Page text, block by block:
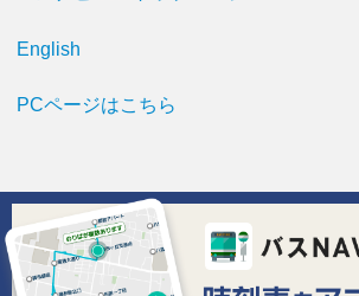
English
PCページはこちら